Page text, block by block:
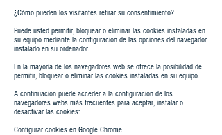
¿Cómo pueden los visitantes retirar su consentimiento?
Puede usted permitir, bloquear o eliminar las cookies instaladas en
su equipo mediante la configuración de las opciones del navegador
instalado en su ordenador.
En la mayoría de los navegadores web se ofrece la posibilidad de
permitir, bloquear o eliminar las cookies instaladas en su equipo.
A continuación puede acceder a la configuración de los
navegadores webs más frecuentes para aceptar, instalar o
desactivar las cookies:
Configurar cookies en Google Chrome